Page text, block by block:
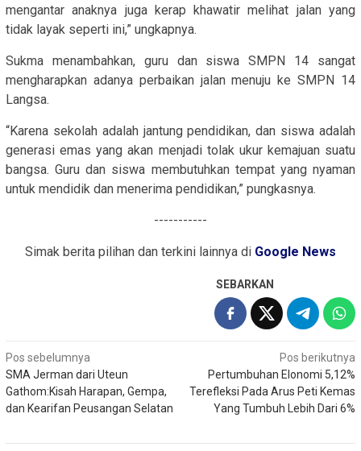
mengantar anaknya juga kerap khawatir melihat jalan yang
tidak layak seperti ini,” ungkapnya.
Sukma menambahkan, guru dan siswa SMPN 14 sangat
mengharapkan adanya perbaikan jalan menuju ke SMPN 14
Langsa.
“Karena sekolah adalah jantung pendidikan, dan siswa adalah
generasi emas yang akan menjadi tolak ukur kemajuan suatu
bangsa. Guru dan siswa membutuhkan tempat yang nyaman
untuk mendidik dan menerima pendidikan,” pungkasnya.
-----------
Simak berita pilihan dan terkini lainnya di Google News
SEBARKAN
Navigasi
pos
Pos sebelumnya
SMA Jerman dari Uteun
Gathom:Kisah Harapan, Gempa,
dan Kearifan Peusangan Selatan
Pos berikutnya
Pertumbuhan Elonomi 5,12%
Terefleksi Pada Arus Peti Kemas
Yang Tumbuh Lebih Dari 6%